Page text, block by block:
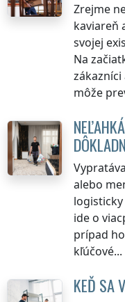
Zrejme
kaviareň
svojej
Na
môže
alebo
ide o
prípad
kľúčové...
KEĎ SA